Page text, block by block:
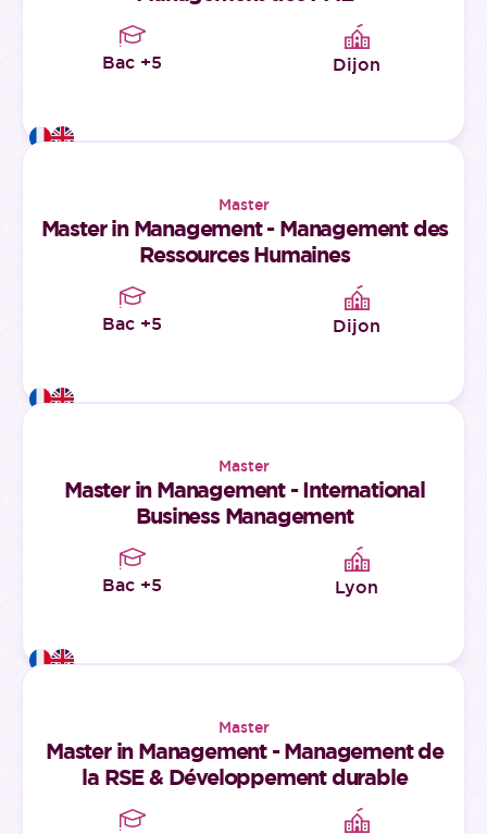
Bac +5 Dijon
Master
Master in Management - Management des
Ressources Humaines
Bac +5 Dijon
Master
Master in Management - International
Business Management
Bac +5 Lyon
Master
Master in Management - Management de
la RSE & Développement durable